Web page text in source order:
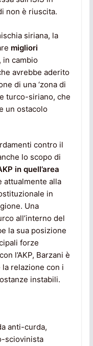
non è riuscita.
siriana, la
migliori
in cambio
avrebbe aderito
di una ‘zona di
turco-siriano, che
un ostacolo
contro il
lo scopo di
in quell’area
attualmente alla
in
Una
all’interno del
la sua posizione
forze
l’AKP, Barzani è
relazione con i
instabili.
anti-curda,
sciovinista